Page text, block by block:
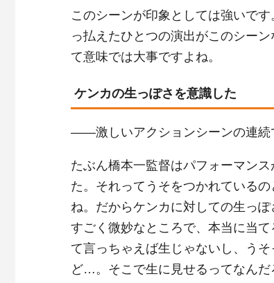
このシーンが印象としては強いで
っ払えたひとつの演出がこのシー
て意味では大事ですよね。
ケンカの生っぽさを意識した
――激しいアクションシーンの連続
たぶん橋本一監督はパフォーマン
た。それってうそをつかれている
ね。だからケンカに対しての生っ
すごく微妙なところで、本当に当
て言っちゃえば生じゃないし、う
ど…。そこで生に見せるってなん